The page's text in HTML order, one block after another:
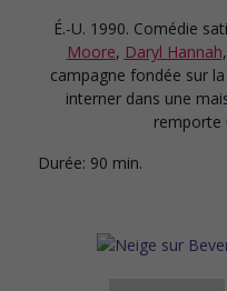
É.-U. 1990. Comédie
Moore, Daryl Hannah,
campagne fondée sur
interner dans une
remporte
Durée: 90 min.